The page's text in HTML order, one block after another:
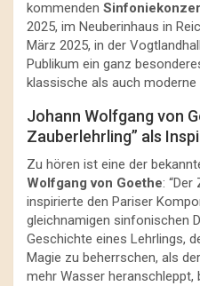
kommenden
2025, im Neuberinhaus in
März 2025, in der
Publikum ein ganz
klassische als auch moderne
Johann Wolfgang von
Zauberlehrling” als
Zu hören ist eine der
Wolfgang von Goethe: “Der
inspirierte den Pariser
gleichnamigen sinfonischen
Geschichte eines Lehrlings,
Magie zu beherrschen, als
mehr Wasser heranschleppt,